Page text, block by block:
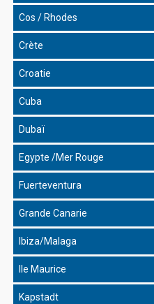
Cos / Rhodes
Crète
Croatie
Cuba
Dubaï
Egypte /Mer Rouge
Fuerteventura
Grande Canarie
Ibiza/Malaga
Ile Maurice
Kapstadt